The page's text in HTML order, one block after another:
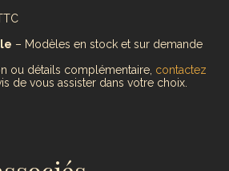
– Modèles en stock et sur demande
ou détails complémentaire, contactez
de vous assister dans votre choix.